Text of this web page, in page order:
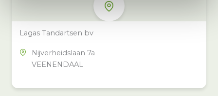
Lagas Tandartsen bv
Nijverheidslaan 7a
VEENENDAAL